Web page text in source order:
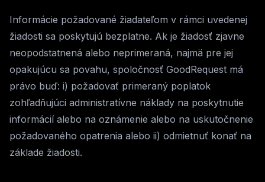
Informácie požadované žiadateľom v rámci uvedenej
žiadosti sa poskytujú bezplatne. Ak je žiadosť zjavne
neopodstatnená alebo neprimeraná, najmä pre jej
opakujúcu sa povahu, spoločnosť GoodRequest má
právo buď: i) požadovať primeraný poplatok
zohľadňujúci administratívne náklady na poskytnutie
informácií alebo na oznámenie alebo na uskutočnenie
požadovaného opatrenia alebo ii) odmietnuť konať na
základe žiadosti.